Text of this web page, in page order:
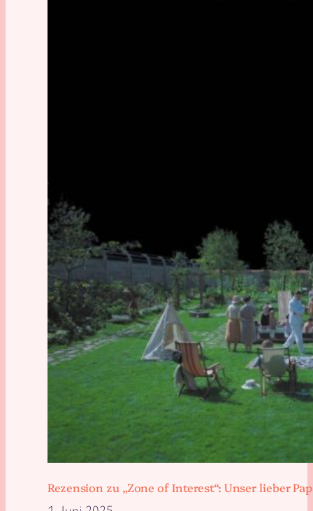
Rezension zu „Zone of Interest“: Unser lieber